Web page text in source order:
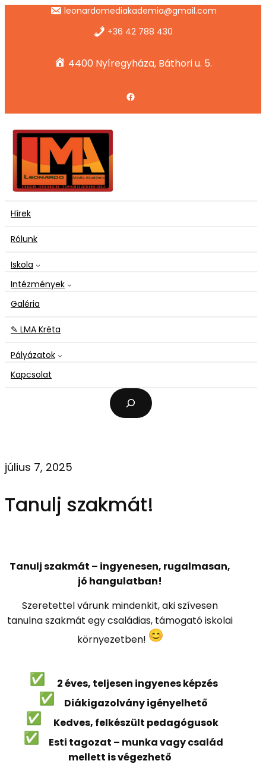
leonardomediakademia@gmail.com
+36 42 788 430
4400 Nyíregyháza, Báthori u. 5.
Facebook
Hírek
Rólunk
Iskola
Intézmények
Galéria
✎ LMA Kréta
Pályázatok
Kapcsolat
e
r
július 7, 2025
Tanulj szakmát!
Tanulj szakmát – ingyenesen, rugalmasan,
jó hangulatban!
Szeretettel várunk mindenkit, aki szívesen
tanulna szakmát egy családias, támogató iskolai
környezetben!
2 éves, teljesen ingyenes képzés
Diákigazolvány igényelhető
Kedves, felkészült pedagógusok
Esti tagozat – munka vagy család
mellett is végezhető